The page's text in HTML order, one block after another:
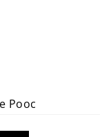
Роос